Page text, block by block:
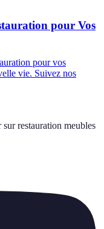
pour Vos
pour vos
vie. Suivez nos
sur restauration meubles